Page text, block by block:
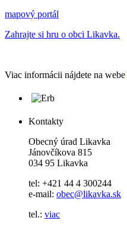
mapový portál
Zahrajte si hru o obci Likavka.
Viac informácii nájdete na webe
Kontakty
Obecný úrad Likavka
Jánovčíkova 815
034 95 Likavka
tel: +421 44 4 300244
e-mail: obec@likavka.sk
tel.: viac